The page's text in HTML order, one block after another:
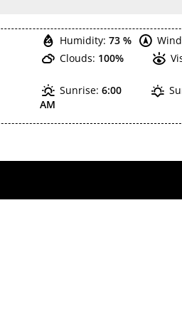
Humidity: 73 %
Clouds: 100%
Sunrise: 6:00
AM